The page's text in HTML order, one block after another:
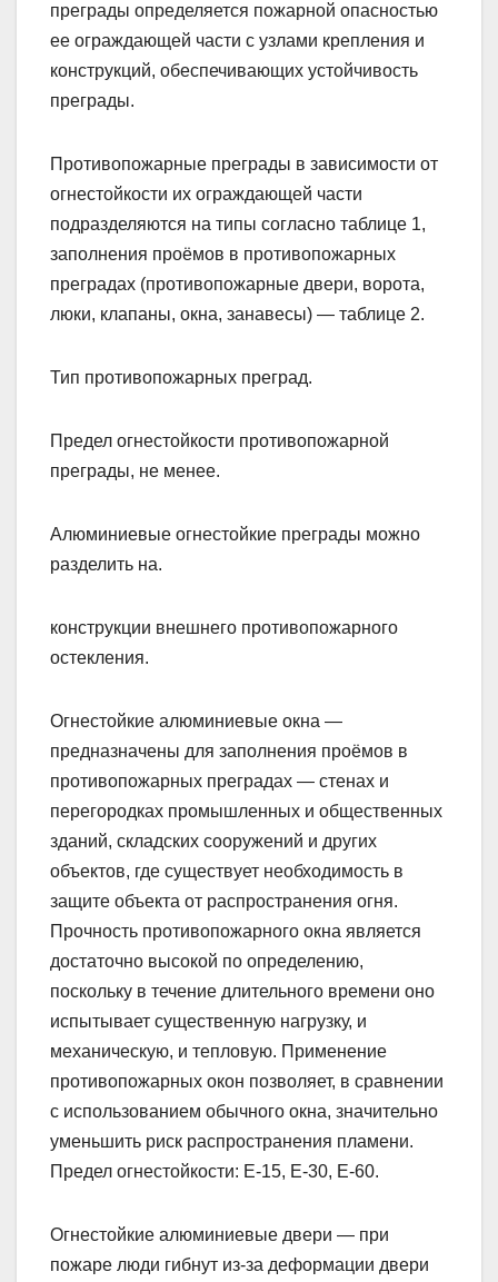
преграды определяется пожарной опасностью
ее ограждающей части с узлами крепления и
конструкций, обеспечивающих устойчивость
преграды.
Противопожарные преграды в зависимости от
огнестойкости их ограждающей части
подразделяются на типы согласно таблице 1,
заполнения проёмов в противопожарных
преградах (противопожарные двери, ворота,
люки, клапаны, окна, занавесы) — таблице 2.
Тип противопожарных преград.
Предел огнестойкости противопожарной
преграды, не менее.
Алюминиевые огнестойкие преграды можно
разделить на.
конструкции внешнего противопожарного
остекления.
Огнестойкие алюминиевые окна —
предназначены для заполнения проёмов в
противопожарных преградах — стенах и
перегородках промышленных и общественных
зданий, складских сооружений и других
объектов, где существует необходимость в
защите объекта от распространения огня.
Прочность противопожарного окна является
достаточно высокой по определению,
поскольку в течение длительного времени оно
испытывает существенную нагрузку, и
механическую, и тепловую. Применение
противопожарных окон позволяет, в сравнении
с использованием обычного окна, значительно
уменьшить риск распространения пламени.
Предел огнестойкости: Е-15, Е-30, Е-60.
Огнестойкие алюминиевые двери — при
пожаре люди гибнут из-за деформации двери